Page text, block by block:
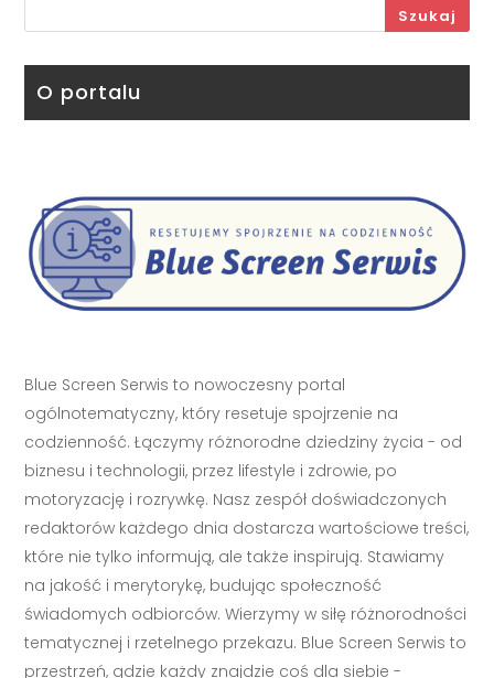
Szukaj
O portalu
Blue Screen Serwis to nowoczesny portal
ogólnotematyczny, który resetuje spojrzenie na
codzienność. Łączymy różnorodne dziedziny życia - od
biznesu i technologii, przez lifestyle i zdrowie, po
motoryzację i rozrywkę. Nasz zespół doświadczonych
redaktorów każdego dnia dostarcza wartościowe treści,
które nie tylko informują, ale także inspirują. Stawiamy
na jakość i merytorykę, budując społeczność
świadomych odbiorców. Wierzymy w siłę różnorodności
tematycznej i rzetelnego przekazu. Blue Screen Serwis to
przestrzeń, gdzie każdy znajdzie coś dla siebie -